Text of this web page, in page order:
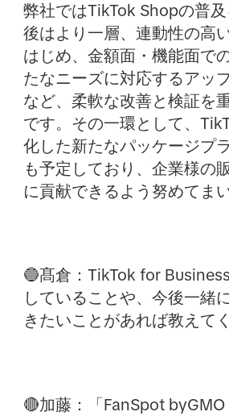
弊社ではTikTok Shopの普
後はより一層、連動性の高
はじめ、金額面・機能面で
たなニーズに対応するアッ
など、柔軟な改善と検証を
です。その一環として、
化した新たなパッケージプ
も予定しており、企業様の
に貢献できるよう努めてま
🔵髙倉： TikTok for
していることや、今後一緒
きたいことがあれば教えて
🔴加藤：
「FanSpot